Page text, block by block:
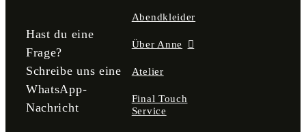
werden
Hast du eine
Frage?
Schreibe uns eine
WhatsApp-
Nachricht
Abendkleider
Über Anne
Atelier
Final Touch
Service